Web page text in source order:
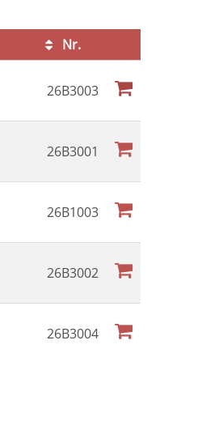
Nr.
Kursstatus
26B3003
26B3001
26B1003
26B3002
26B3004